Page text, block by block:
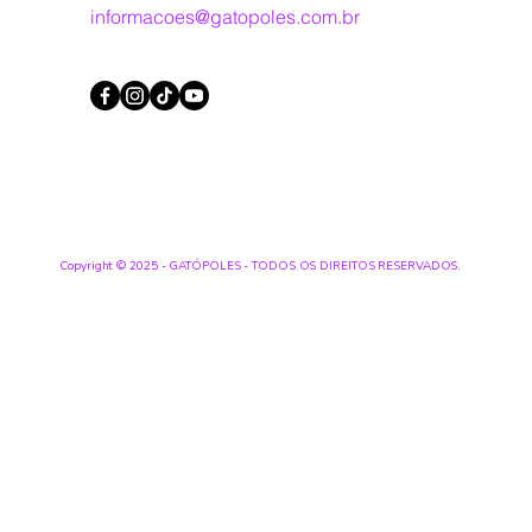
informacoes@gatopoles.com.br
Copyright © 2025 - GATÓPOLES - TODOS OS DIREITOS RESERVADOS.